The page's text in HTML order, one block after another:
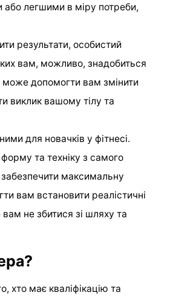
або легшими в міру потреби,
результати, особистий
вам, можливо, знадобиться
допомогти вам змінити
виклик вашому тілу та
для новачків у фітнесі.
та техніку з самого
максимальну
вам встановити реалістичні
не збитися зі шляху та
хто має кваліфікацію та